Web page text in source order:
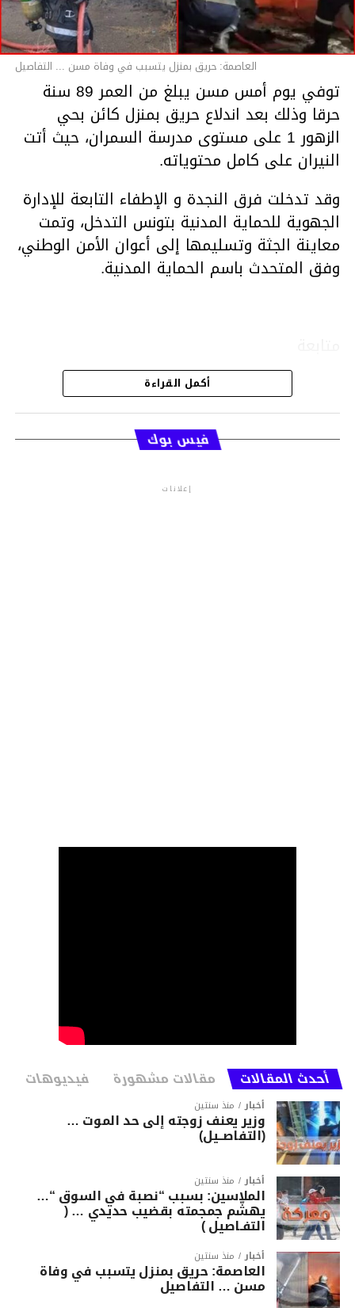
العاصمة: حريق بمنزل يتسبب في وفاة مسن ... التفاصيل
توفي يوم أمس مسن يبلغ من العمر 89 سنة
حرقا وذلك بعد اندلاع حريق بمنزل كائن بحي
الزهور 1 على مستوى مدرسة السمران، حيث أتت
النيران على كامل محتوياته.
وقد تدخلت فرق النجدة و الإطفاء التابعة للإدارة
الجهوية للحماية المدنية بتونس التدخل، وتمت
معاينة الجثة وتسليمها إلى أعوان الأمن الوطني،
وفق المتحدث باسم الحماية المدنية.
قسم الاخبار
أكمل القراءة
فيس بوك
إعلانات
أحدث المقالات مقالات مشهورة فيديوهات
أخبار منذ سنتين
وزير يعنف زوجته إلى حد الموت …
(التفاصــيل)
أخبار منذ سنتين
الملاسين: بسبب “نصبة في السوق “…
يهشّم جمجمته بقضيب حديدي … (
التفـاصيل )
أخبار منذ سنتين
العاصمة: حريق بمنزل يتسبب في وفاة
مسن … التفاصيل